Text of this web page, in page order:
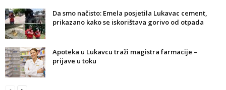
Da smo načisto: Emela posjetila Lukavac cement,
prikazano kako se iskorištava gorivo od otpada
Apoteka u Lukavcu traži magistra farmacije –
prijave u toku